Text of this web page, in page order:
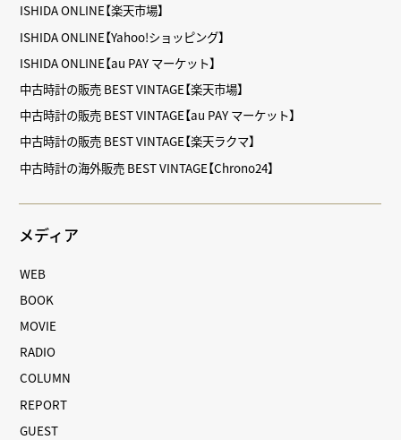
ISHIDA ONLINE【楽天市場】
ISHIDA ONLINE【Yahoo!ショッピング】
ISHIDA ONLINE【au PAY マーケット】
中古時計の販売 BEST VINTAGE【楽天市場】
中古時計の販売 BEST VINTAGE【au PAY マーケット】
中古時計の販売 BEST VINTAGE【楽天ラクマ】
中古時計の海外販売 BEST VINTAGE【Chrono24】
メディア
WEB
BOOK
MOVIE
RADIO
COLUMN
REPORT
GUEST